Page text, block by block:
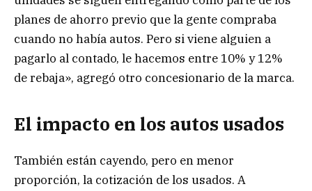
planes de ahorro previo que la gente compraba
cuando no había autos. Pero si viene alguien a
pagarlo al contado, le hacemos entre 10% y 12%
de rebaja», agregó otro concesionario de la marca.
El impacto en los autos usados
También están cayendo, pero en menor
proporción, la cotización de los usados. A